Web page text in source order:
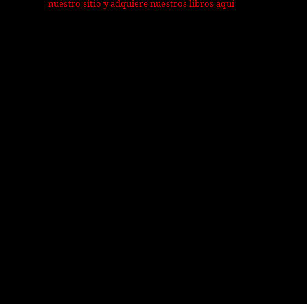
nuestro sitio y adquiere nuestros libros aquí